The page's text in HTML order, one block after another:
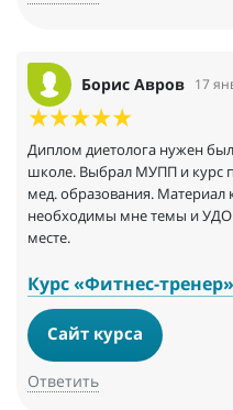
Борис Авров 17
Диплом диетолога нужен
школе. Выбрал МУПП и курс
мед. образования. Материал
необходимы мне темы и
месте.
Курс «Фитнес-тренер»
Сайт курса
Ответить